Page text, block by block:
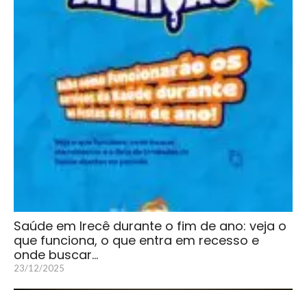
Saúde em Irecê durante o fim de ano: veja o
que funciona, o que entra em recesso e
onde buscar…
23/12/2025